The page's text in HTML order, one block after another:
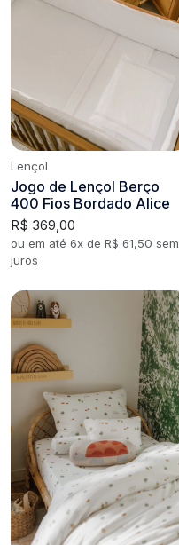
Lençol
Jogo de Lençol Berço
400 Fios Bordado Alice
R$ 369,00
ou em até 6x de R$ 61,50 sem
juros